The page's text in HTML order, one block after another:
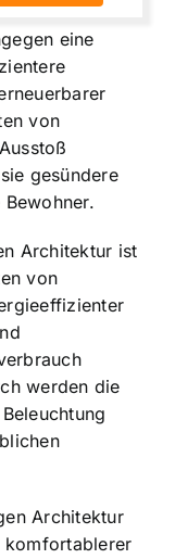
eine
von
gesündere
Architektur ist
von
werden die
Architektur
komfortablerer